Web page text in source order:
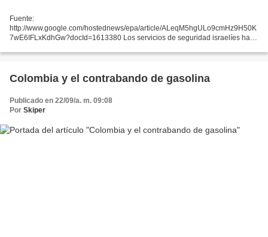
Fuente:
http://www.google.com/hostednews/epa/article/ALeqM5hgULo9cmHz9H50K
7wE6IFLxKdhGw?docId=1613380 Los servicios de seguridad israelíes han
previsión de posibles disturbios después...
Colombia y el contrabando de gasolina
Publicado en 22/09/a. m. 09:08
Por Skiper